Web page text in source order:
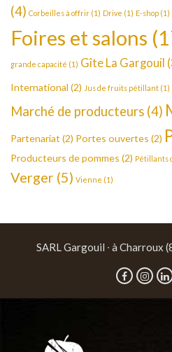
(4) Corbeilles à offrir (1) Drive (1) E-shop (1)
Foires et salons
grande capacité (1) Gîte La Gargouil
International (2) Jus de fruits pétillant (1)
Marché de producteurs (4)
Partenariat(2) Portes ouvertes (2)
Producteurs de pommes (2) Pétillants
Verger (5) Vienne (1)
SARL Gargouil ∙ à Charroux